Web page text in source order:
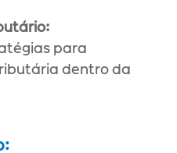
para
dentro da